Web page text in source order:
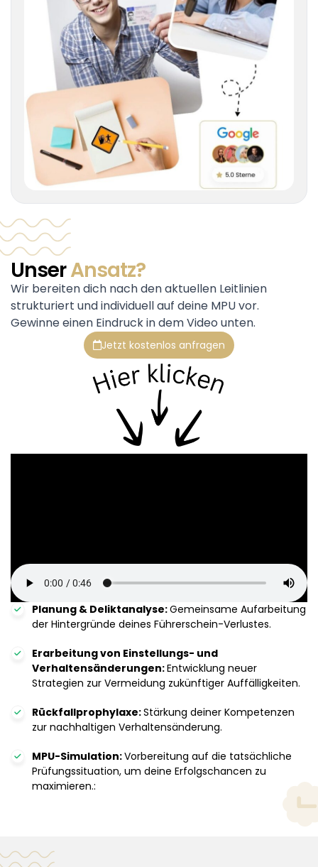
UnserAnsatz?
Wir bereiten dich nach den aktuellen Leitlinien
strukturiert und individuell auf deine MPU vor.
Gewinne einen Eindruck in dem Video unten.
Jetzt kostenlos anfragen
Planung & Deliktanalyse:Gemeinsame Aufarbeitung
der Hintergründe deines Führerschein-Verlustes.
Erarbeitung von Einstellungs- und
Verhaltensänderungen:Entwicklung neuer
Strategien zur Vermeidung zukünftiger Auffälligkeiten.
Rückfallprophylaxe:Stärkung deiner Kompetenzen
zur nachhaltigen Verhaltensänderung.
MPU-Simulation:Vorbereitung auf die tatsächliche
Prüfungssituation, um deine Erfolgschancen zu
maximieren.: